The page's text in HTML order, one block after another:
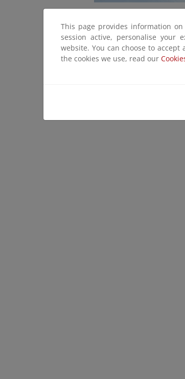
Acceso a la página de
This page provides information
session active, personalise your
website. You can choose to
the cookies we use, read our